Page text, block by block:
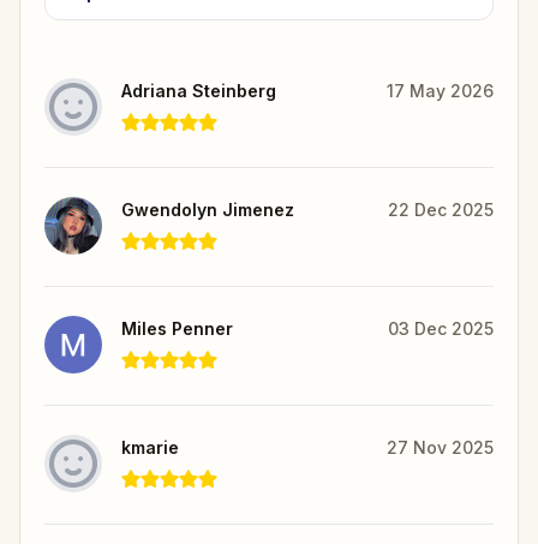
Adriana Steinberg 17 May 2026
Gwendolyn Jimenez 22 Dec 2025
Miles Penner 03 Dec 2025
kmarie 27 Nov 2025